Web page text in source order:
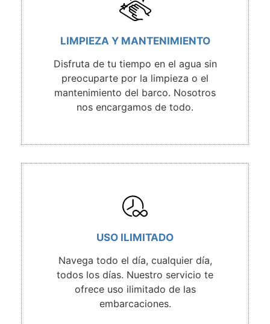
LIMPIEZA Y MANTENIMIENTO
Disfruta de tu tiempo en el agua sin
preocuparte por la limpieza o el
mantenimiento del barco. Nosotros
nos encargamos de todo.
USO ILIMITADO
Navega todo el día, cualquier día,
todos los días. Nuestro servicio te
ofrece uso ilimitado de las
embarcaciones.